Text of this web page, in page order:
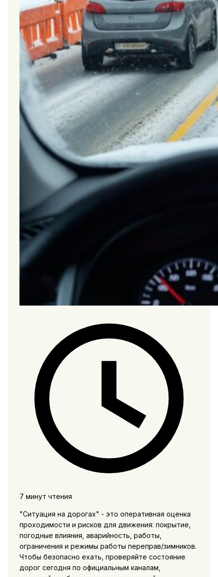
7 минут чтения
"Ситуация на дорогах" - это оперативная оценка
проходимости и рисков для движения: покрытие,
погодные влияния, аварийность, работы,
ограничения и режимы работы переправ/зимников.
Чтобы безопасно ехать, проверяйте состояние
дорог сегодня по официальным каналам,